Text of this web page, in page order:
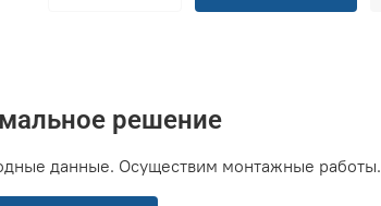
решение
данные. Осуществим монтажные работы.